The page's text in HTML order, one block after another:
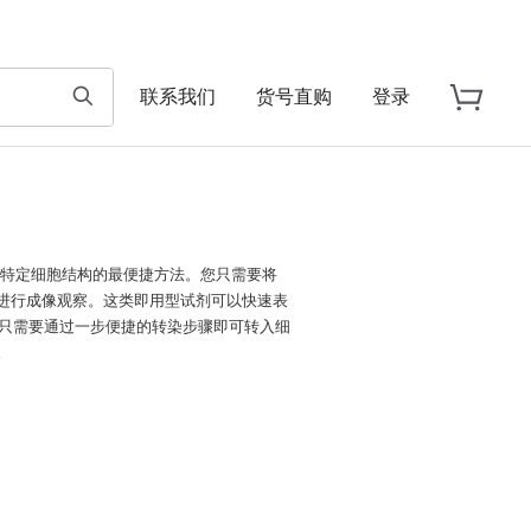
联系我们 货号直购 登录
定细胞结构的最便捷方法。您只需要将
行成像观察。这类即用型试剂可以快速表
需要通过一步便捷的转染步骤即可转入细